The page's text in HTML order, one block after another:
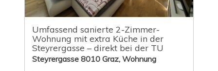
Umfassend sanierte 2-Zimmer-
Wohnung mit extra Küche in der
Steyrergasse – direkt bei der TU
Steyrergasse 8010 Graz, Wohnung